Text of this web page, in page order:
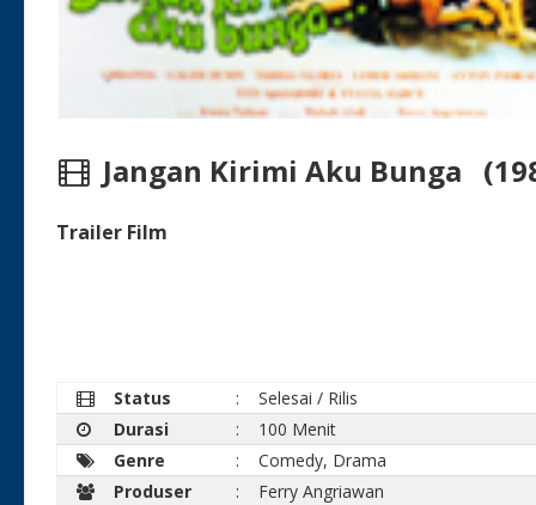
Jangan Kirimi Aku Bunga
Trailer Film
Status :
Selesai / Rilis
Durasi
:
100 Menit
Genre
:
Comedy, Drama
Produser
:
Ferry Angriawan